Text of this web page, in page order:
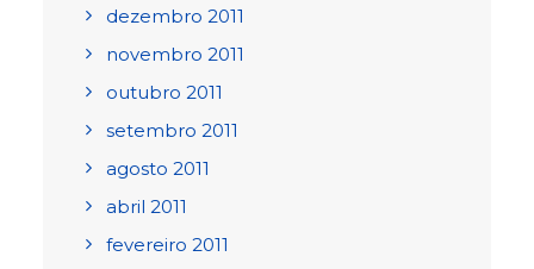
dezembro 2011
novembro 2011
outubro 2011
setembro 2011
agosto 2011
abril 2011
fevereiro 2011